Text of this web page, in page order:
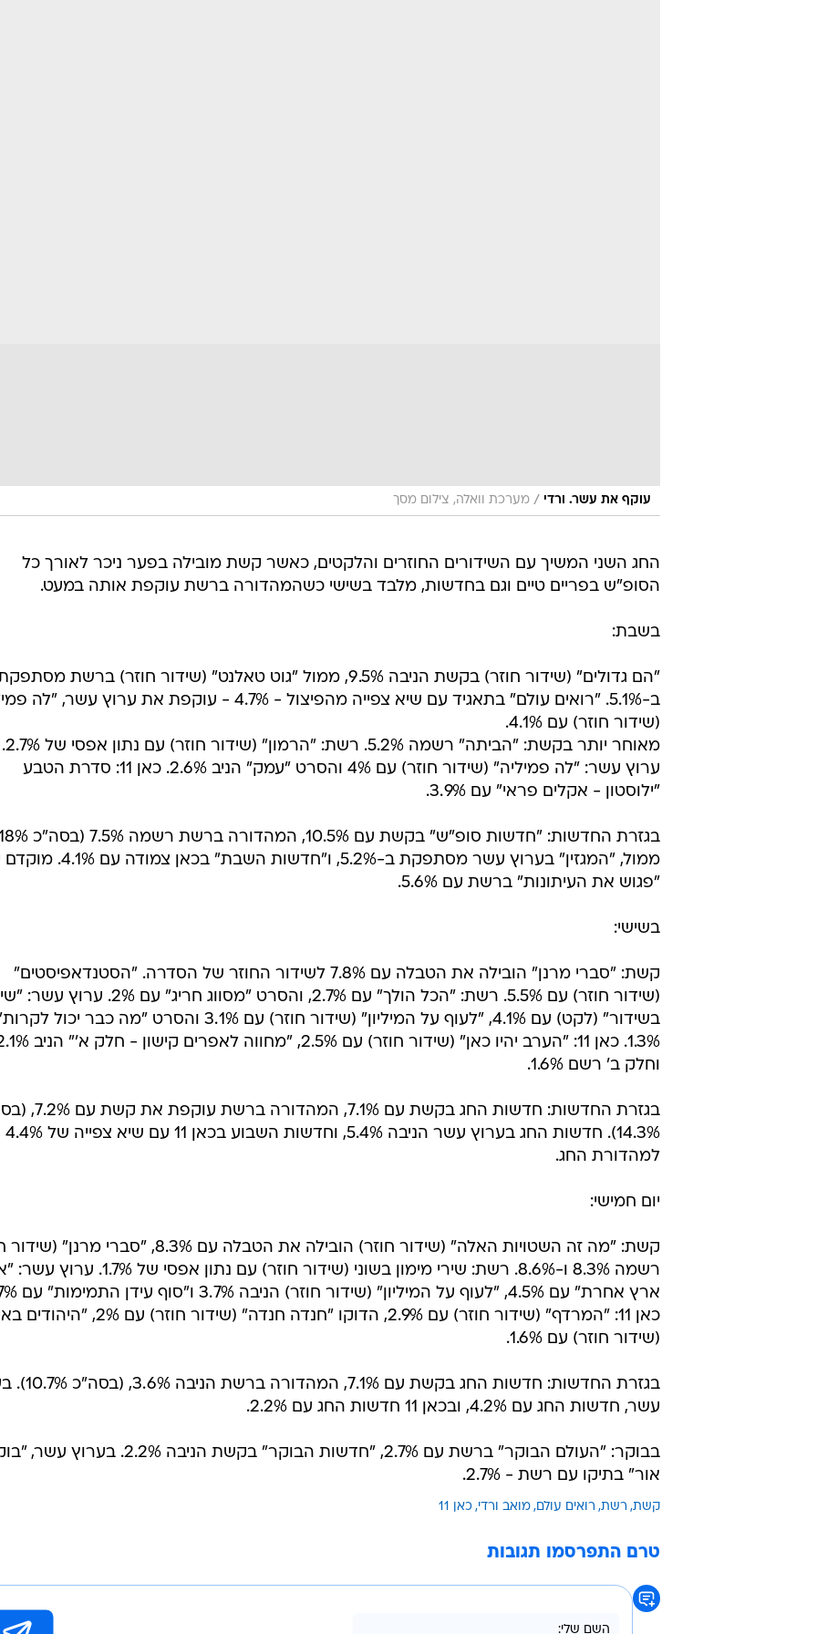
עוקף את עשר. ורדי / מערכת וואלה, צילום מסך
החג השני המשיך עם השידורים החוזרים והלקטים, כאשר קשת מובילה בפער ניכר לאורך כל
הסופ"ש בפריים טיים וגם בחדשות, מלבד בשישי כשהמהדורה ברשת עוקפת אותה במעט.
בשבת:
"הם גדולים" (שידור חוזר) בקשת הניבה 9.5%, ממול "גוט טאלנט" (שידור חוזר) ברשת
ב-5.1%. "רואים עולם" בתאגיד עם שיא צפייה מהפיצול - 4.7% - עוקפת את ערוץ עשר,
(שידור חוזר) עם 4.1%.
מאוחר יותר בקשת: "הביתה" רשמה 5.2%. רשת: "הרמון" (שידור חוזר) עם נתון אפסי של 2.7%.
ערוץ עשר: "לה פמיליה" (שידור חוזר) עם 4% והסרט "עמק" הניב 2.6%. כאן 11: סדרת הטבע
"ילוסטון - אקלים פראי" עם 3.9%.
ממול, "המגזין" בערוץ עשר מסתפקת ב-5.2%, ו"חדשות
"פגוש את העיתונות" ברשת עם 5.6%.
בשישי:
קשת: "סברי מרנן" הובילה את הטבלה עם 7.8% לשידור החוזר של הסדרה. "הסטנדאפיסטים"
(שידור חוזר) עם 5.5%. רשת: "הכל הולך" עם 2.7%, והסרט "מסווג חריג" עם 2%. ערוץ עשר: "שי
בשידור" (לקט) עם 4.1%, "לעוף על המיליון" (שידור חוזר) עם 3.1% והסרט "מה כבר
1.3%. כאן 11: "הערב יהיו כאן" (שידור חוזר) עם 2.5%, "מחווה לאפרים
וחלק ב' רשם 1.6%.
בגזרת החדשות: חדשות החג בקשת עם 7.1%,
14.3%). חדשות החג בערוץ עשר הניבה 5.4%, וחדשות השבוע בכאן 11 עם שיא צפייה של 4.4%
למהדורת החג.
יום חמישי:
קשת: "מה זה השטויות האלה" (שידור חוזר) הובילה את הטבלה עם 8.3%, "סברי
רשמה 8.3% ו-8.6%. רשת: שירי מימון בשוני (שידור חוזר) עם נתון אפסי של
כאן 11: "המרדף" (שידור חוזר) עם 2.9%, הדוקו "חנדה חנדה" (שידור חוזר) עם
(שידור חוזר) עם 1.6%.
בגזרת החדשות: חדשות החג בקשת
עשר, חדשות החג עם 4.2%, ובכאן 11 חדשות החג עם 2.2%.
בבוקר: "העולם הבוקר" ברשת עם 2.7%, "חדשות הבוקר" בקשת הניבה 2.2%. בערוץ
אור" בתיקו עם רשת - 2.7%.
קשת רשת רואים עולם מואב ורדי כאן 11
טרם התפרסמו תגובות